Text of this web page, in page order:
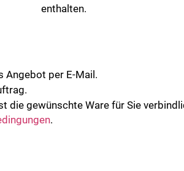
enthalten.
Angebot per E-Mail.
die gewünschte Ware für Sie
.